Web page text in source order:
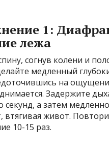
1:
лежа
согнув колени и
медленный
на
Задержите
секунд, а затем
втягивая живот.
10-15 раз.